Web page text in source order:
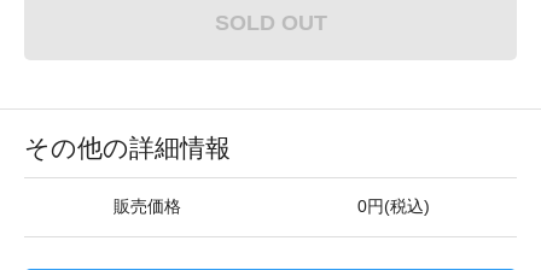
SOLD OUT
その他の詳細情報
販売価格 0円(税込)